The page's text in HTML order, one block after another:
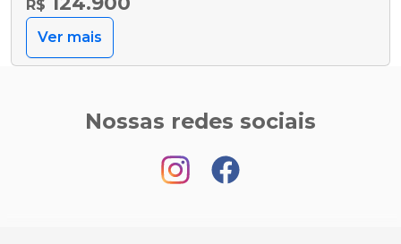
R$
Ver mais
Nossas redes sociais